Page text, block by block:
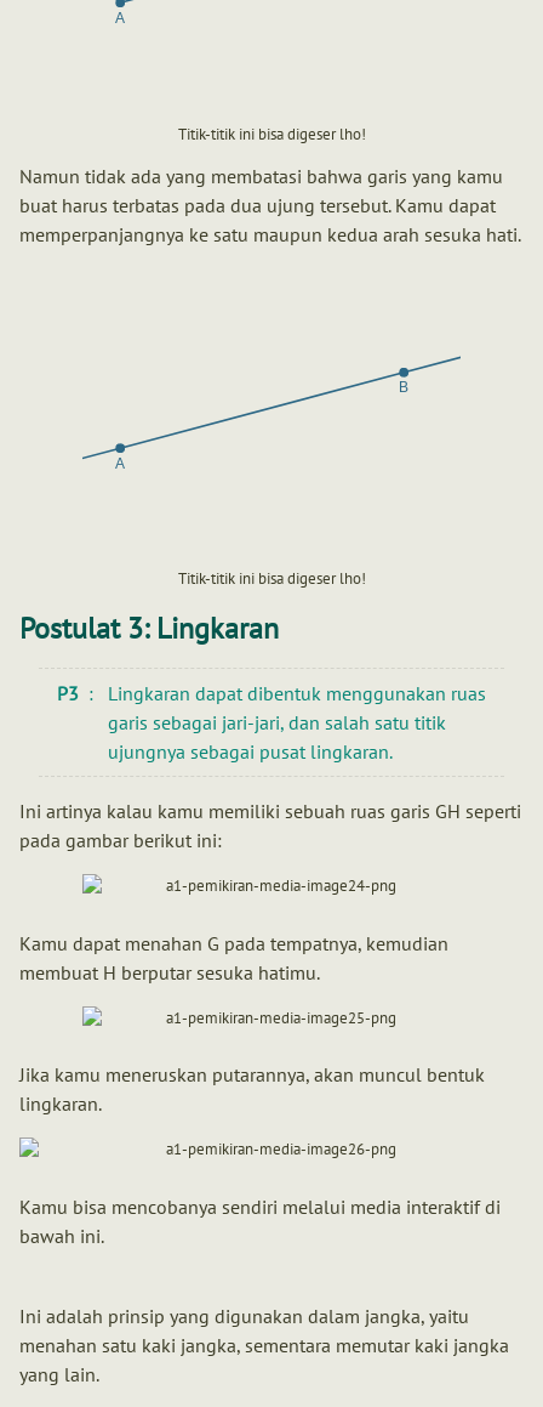
Titik-titik ini bisa digeser lho!
Namun tidak ada yang membatasi bahwa garis yang kamu
buat harus terbatas pada dua ujung tersebut. Kamu dapat
memperpanjangnya ke satu maupun kedua arah sesuka hati.
Titik-titik ini bisa digeser lho!
Postulat 3: Lingkaran
P3
Lingkaran dapat dibentuk menggunakan ruas
garis sebagai jari-jari, dan salah satu titik
ujungnya sebagai pusat lingkaran.
Ini artinya kalau kamu memiliki sebuah ruas garis GH seperti
pada gambar berikut ini:
Kamu dapat menahan G pada tempatnya, kemudian
membuat H berputar sesuka hatimu.
Jika kamu meneruskan putarannya, akan muncul bentuk
lingkaran.
Kamu bisa mencobanya sendiri melalui media interaktif di
bawah ini.
Ini adalah prinsip yang digunakan dalam jangka, yaitu
menahan satu kaki jangka, sementara memutar kaki jangka
yang lain.